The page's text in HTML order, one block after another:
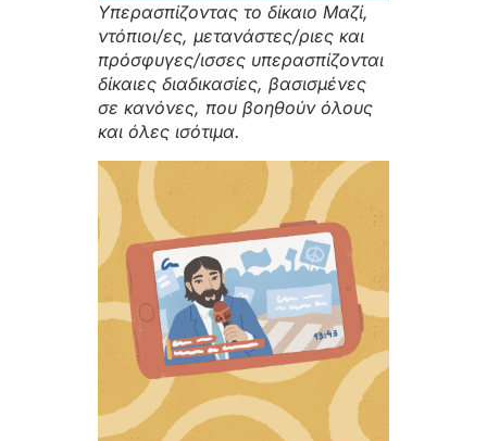
Υπερασπίζοντας το δίκαιο Μαζί,
ντόπιοι/ες, μετανάστες/ριες και
πρόσφυγες/ισσες υπερασπίζονται
δίκαιες διαδικασίες, βασισμένες
σε κανόνες, που βοηθούν όλους
και όλες ισότιμα.